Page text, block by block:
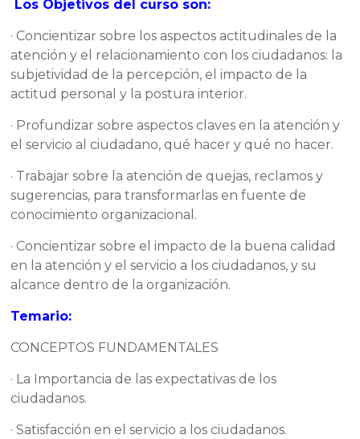
Los Objetivos del curso son:
· Concientizar sobre los aspectos actitudinales de la
atención y el relacionamiento con los ciudadanos: la
subjetividad de la percepción, el impacto de la
actitud personal y la postura interior.
· Profundizar sobre aspectos claves en la atención y
el servicio al ciudadano, qué hacer y qué no hacer.
· Trabajar sobre la atención de quejas, reclamos y
sugerencias, para transformarlas en fuente de
conocimiento organizacional.
· Concientizar sobre el impacto de la buena calidad
en la atención y el servicio a los ciudadanos, y su
alcance dentro de la organización.
Temario:
CONCEPTOS FUNDAMENTALES
· La Importancia de las expectativas de los
ciudadanos.
· Satisfacción en el servicio a los ciudadanos.